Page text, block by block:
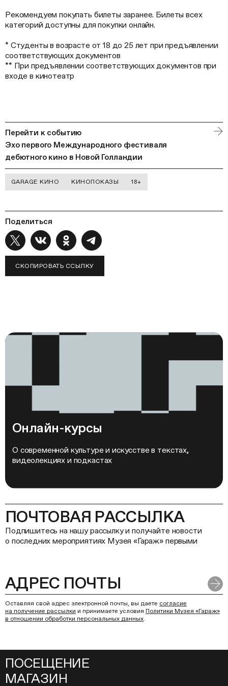
Рекомендуем покупать билеты заранее. Билеты всех
категорий доступны для покупки онлайн.
* Студенты в возрасте от 18 до 25 лет при предъявлении
соответствующих документов
** При предъявлении соответствующих документов при
входе в кинотеатр
Перейти к событию
Эхо первого Международного фестиваля
дебютного кино в Новой Голландии
GARAGE КИНО КИНОПОКАЗЫ 18+
Поделиться
СКОПИРОВАТЬ ССЫЛКУ
Онлайн-курсы
О современной культуре и искусстве в текстах,
видеолекциях и подкастах
ПОЧТОВАЯ РАССЫЛКА
Подпишитесь на нашу рассылку и получайте новости
о последних мероприятиях Музея «Гараж» первыми
Оставляя свой адрес электронной почты, вы даете согласие
на получение рассылки и принимаете условия Политики Музея «Гараж»
в отношении обработки персональных данных
ПОСЕЩЕНИЕ
МАГАЗИН